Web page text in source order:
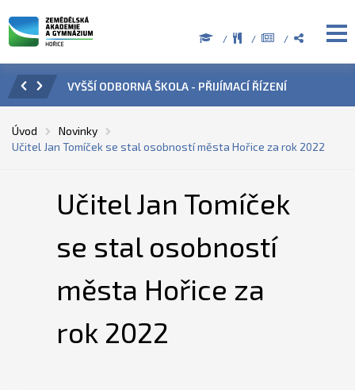
ÚŘEDNÍ HODINY V OBDOBÍ LETNÍCH PRÁZDNIN
Úvod
Novinky
Učitel Jan Tomíček se stal osobností města Hořice za rok 2022
Učitel Jan Tomíček
se stal osobností
města Hořice za
rok 2022